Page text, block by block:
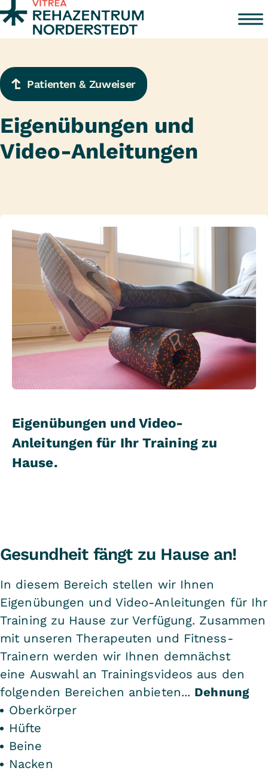
Zum Inhalt springen
Patienten & Zuweiser
Eigenübungen und
Video-Anleitungen
Eigenübungen und Video-
Anleitungen für Ihr Training zu
Hause.
Gesundheit fängt zu Hause an!
In diesem Bereich stellen wir Ihnen
Eigenübungen und Video-Anleitungen für Ihr
Training zu Hause zur Verfügung. Zusammen
mit unseren Therapeuten und Fitness-
Trainern werden wir Ihnen demnächst
eine Auswahl an Trainingsvideos aus den
folgenden Bereichen anbieten... Dehnung
Oberkörper
Hüfte
Beine
Nacken